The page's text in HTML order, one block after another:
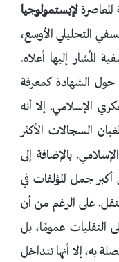
لإبستمولوجيا
التحليلي الأوسع،
المُشار إليها أعلاه.
حول الشهادة كمعرفة
الإسلامي. إلا أنه
السجالات الأكثر
بالإضافة إلى
جمل المؤلفات في
على الرغم من أن
النقليات عمومًا، بل
به، إلا أنها تتداخل